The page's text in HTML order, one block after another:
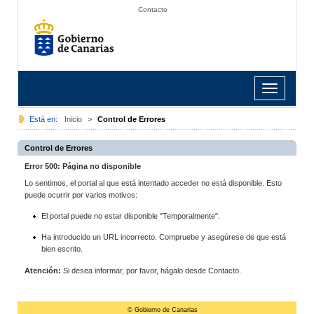
Contacto
Toggle
navigation
Está en: Inicio > Control de Errores
Control de Errores
Error 500: Página no disponible
Lo sentimos, el portal al que está intentado acceder no está disponible. Esto
puede ocurrir por varios motivos:
El portal puede no estar disponible "Temporalmente".
Ha introducido un URL incorrecto. Compruebe y asegúrese de que está
bien escrito.
Atención: Si desea informar, por favor, hágalo desde Contacto.
© Gobierno de Canarias